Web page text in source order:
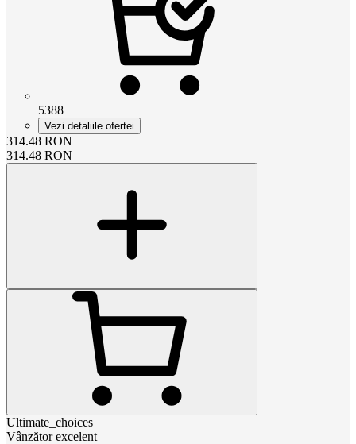
5388
Vezi detaliile ofertei
314.48 RON
314.48 RON
Ultimate_choices
Vânzător excelent